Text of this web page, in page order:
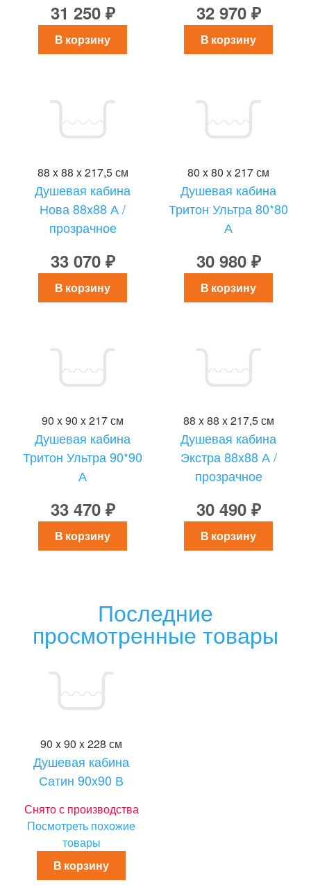
31 250 ₽
В корзину
32 970 ₽
В корзину
88 x 88 x 217,5 см
Душевая кабина
Нова 88x88 А /
прозрачное
33 070 ₽
В корзину
80 x 80 x 217 см
Душевая кабина
Тритон Ультра 80*80
А
30 980 ₽
В корзину
90 x 90 x 217 см
Душевая кабина
Тритон Ультра 90*90
А
33 470 ₽
В корзину
88 x 88 x 217,5 см
Душевая кабина
Экстра 88x88 А /
прозрачное
30 490 ₽
В корзину
Последние
просмотренные товары
90 x 90 x 228 см
Душевая кабина
Сатин 90x90 В
Снято с производства
Посмотреть похожие
товары
В корзину